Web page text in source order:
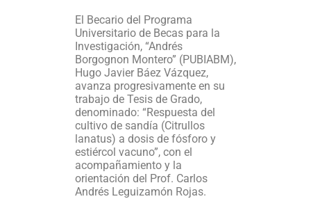
El Becario del Programa
Universitario de Becas para la
Investigación, “Andrés
Borgognon Montero” (PUBIABM),
Hugo Javier Báez Vázquez,
avanza progresivamente en su
trabajo de Tesis de Grado,
denominado: “Respuesta del
cultivo de sandía (Citrullos
lanatus) a dosis de fósforo y
estiércol vacuno”, con el
acompañamiento y la
orientación del Prof. Carlos
Andrés Leguizamón Rojas.